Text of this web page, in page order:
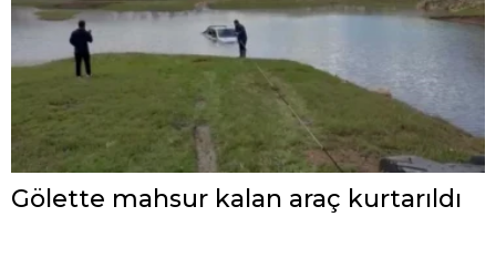
Gölette mahsur kalan araç kurtarıldı